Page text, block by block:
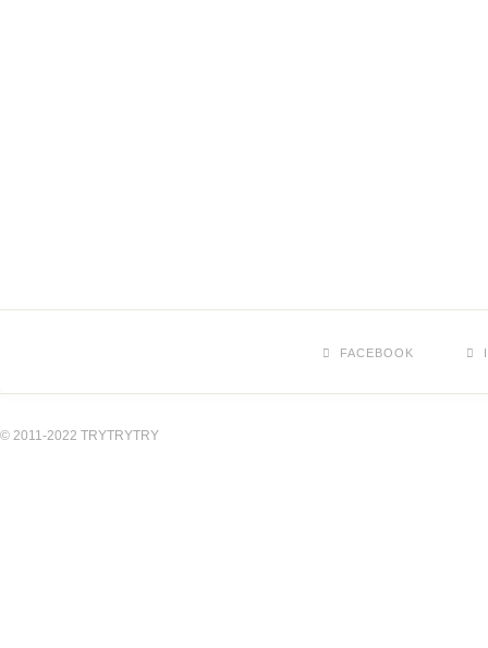
FACEBOOK
© 2011-2022 TRYTRYTRY